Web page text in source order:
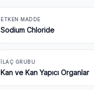
ETKEN MADDE
Sodium Chloride
İLAÇ GRUBU
Kan ve Kan Yapıcı Organlar